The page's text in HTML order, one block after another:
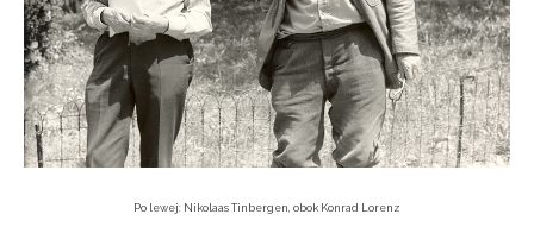
Po lewej: Nikolaas Tinbergen, obok Konrad Lorenz